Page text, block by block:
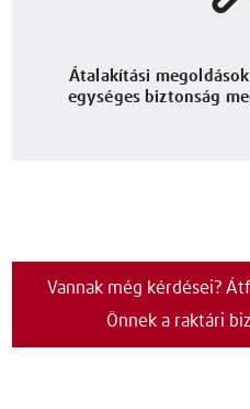
Átalakítási
egységes biztonság
Vannak még kérdései?
Önnek a raktári